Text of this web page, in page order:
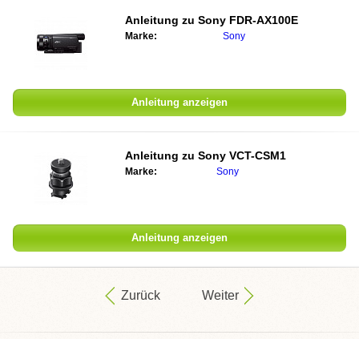
Anleitung zu Sony FDR-AX100E
Marke: Sony
Anleitung anzeigen
Anleitung zu Sony VCT-CSM1
Marke: Sony
Anleitung anzeigen
Zurück Weiter